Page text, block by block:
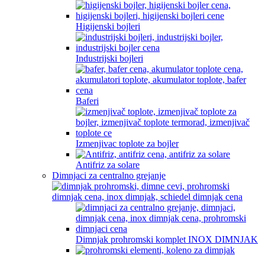
Higijenski bojleri
Industrijski bojleri
Baferi
Izmenjivac toplote za bojler
Antifriz za solare
Dimnjaci za centralno grejanje
Dimnjak prohromski komplet INOX DIMNJAK